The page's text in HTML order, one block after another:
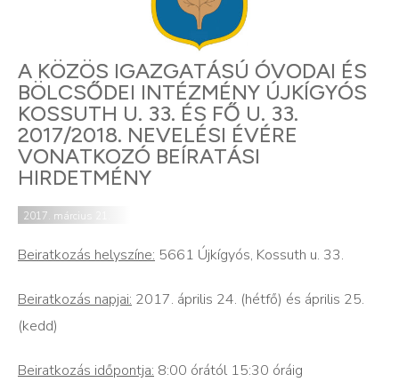
A KÖZÖS IGAZGATÁSÚ ÓVODAI ÉS
BÖLCSŐDEI INTÉZMÉNY ÚJKÍGYÓS
KOSSUTH U. 33. ÉS FŐ U. 33.
2017/2018. NEVELÉSI ÉVÉRE
VONATKOZÓ BEÍRATÁSI
HIRDETMÉNY
2017. március 21.
Beiratkozás helyszíne: 5661 Újkígyós, Kossuth u. 33.
Beiratkozás napjai: 2017. április 24. (hétfő) és április 25.
(kedd)
Beiratkozás időpontja: 8:00 órától 15:30 óráig